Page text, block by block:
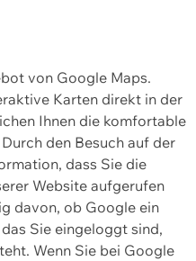
von Google Maps.
Karten direkt in der
Ihnen die komfortable
den Besuch auf der
dass Sie die
Website aufgerufen
davon, ob Google ein
Sie eingeloggt sind,
Wenn Sie bei Google